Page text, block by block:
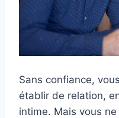
Sans confiance,
établir de relation,
intime. Mais vous